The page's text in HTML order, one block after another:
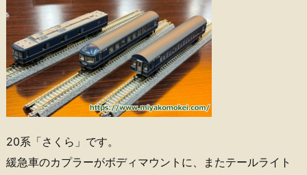
20系「さくら」です。
緩急車のカプラーがボディマウントに、またテールライト